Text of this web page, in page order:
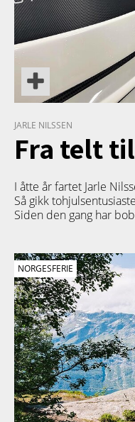
JARLE NILSSEN
Fra telt
I åtte år fartet Jarle
Så gikk
Siden den gang har
NORGESFERIE